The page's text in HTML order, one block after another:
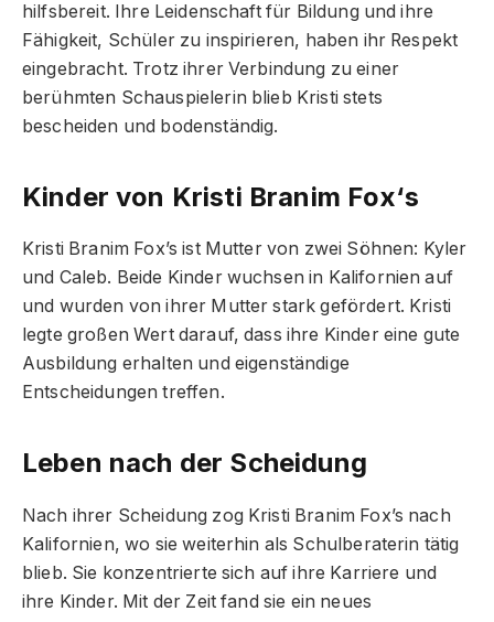
hilfsbereit. Ihre Leidenschaft für Bildung und ihre
Fähigkeit, Schüler zu inspirieren, haben ihr Respekt
eingebracht. Trotz ihrer Verbindung zu einer
berühmten Schauspielerin blieb Kristi stets
bescheiden und bodenständig.
Kinder von Kristi Branim Fox‘s
Kristi Branim Fox’s ist Mutter von zwei Söhnen: Kyler
und Caleb. Beide Kinder wuchsen in Kalifornien auf
und wurden von ihrer Mutter stark gefördert. Kristi
legte großen Wert darauf, dass ihre Kinder eine gute
Ausbildung erhalten und eigenständige
Entscheidungen treffen.
Leben nach der Scheidung
Nach ihrer Scheidung zog Kristi Branim Fox’s nach
Kalifornien, wo sie weiterhin als Schulberaterin tätig
blieb. Sie konzentrierte sich auf ihre Karriere und
ihre Kinder. Mit der Zeit fand sie ein neues